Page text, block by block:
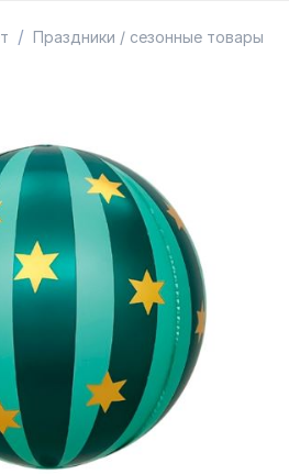
/ Праздники / сезонные товары